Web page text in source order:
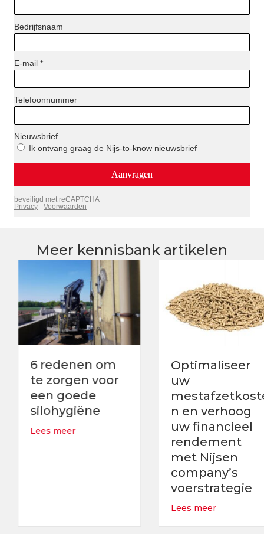
Meer kennisbank artikelen
bij uw vleesvarkens met ons voorspellend
6 redenen om
te zorgen voor
een goede
silohygiëne
Lees meerabout 6 redenen om te zorgen voor een goede
Optimaliseer
mestafzetkoste
n en verhoog
uw financieel
rendement
met Nijsen
company’s
voerstrategie
Lees meerabout